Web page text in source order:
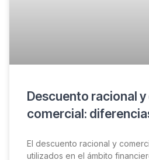
Descuento racional
comercial:
El descuento racional y
utilizados en el ámbito